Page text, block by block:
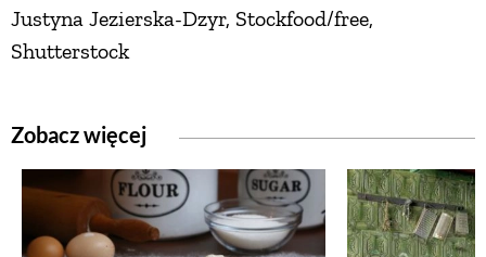
Justyna Jezierska-Dzyr, Stockfood/free,
Shutterstock
Zobacz więcej